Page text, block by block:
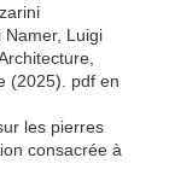
Luigi
(2025). pdf en
les pierres
consacrée à